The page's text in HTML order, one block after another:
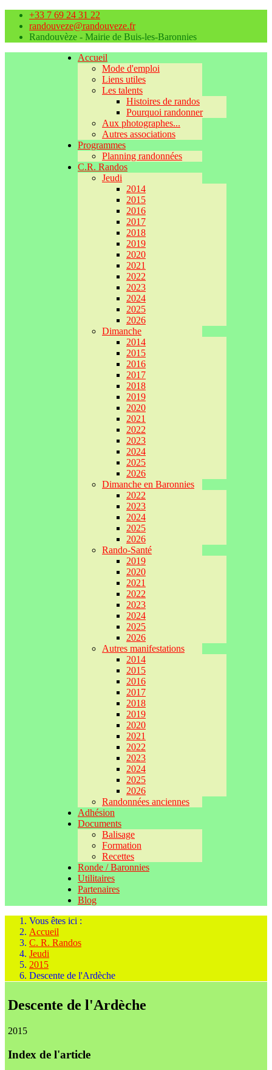
+33 7 69 24 31 22
randouveze@randouveze.fr
Randouvèze - Mairie de Buis-les-Baronnies
Accueil
Mode d'emploi
Liens utiles
Les talents
Histoires de randos
Pourquoi randonner
Aux photographes...
Autres associations
Programmes
Planning randonnées
C.R. Randos
Jeudi
2014
2015
2016
2017
2018
2019
2020
2021
2022
2023
2024
2025
2026
Dimanche
2014
2015
2016
2017
2018
2019
2020
2021
2022
2023
2024
2025
2026
Dimanche en Baronnies
2022
2023
2024
2025
2026
Rando-Santé
2019
2020
2021
2022
2023
2024
2025
2026
Autres manifestations
2014
2015
2016
2017
2018
2019
2020
2021
2022
2023
2024
2025
2026
Randonnées anciennes
Adhésion
Documents
Balisage
Formation
Recettes
Ronde / Baronnies
Utilitaires
Partenaires
Blog
Vous êtes ici :
Accueil
C. R. Randos
Jeudi
2015
Descente de l'Ardèche
Descente de l'Ardèche
2015
Index de l'article